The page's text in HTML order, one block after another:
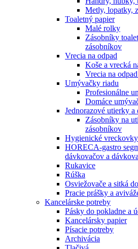
Metly, lopatky,
Toaletný papier
Malé rolky
Zásobníky
zásobníkov
Vrecia na odpad
Koše a vrecká
Vrecia na
Umývačky riadu
Profesionálne
Domáce
Jednorazové utierky a
Zásobníky na
zásobníkov
Hygienické
HORECA-gastro
dávkovačov a
Rukavice
Rúška
Osviežovače a sitká
Pracie prášky a
Kancelárske potreby
Pásky do pokladne a
Kancelársky papier
Písacie potreby
Archivácia